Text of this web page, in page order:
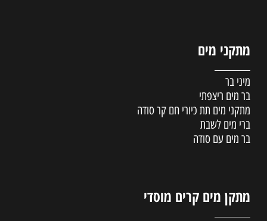
מתקני מים
מיני בר
בר מים ריצפתי
מתקני מים תת כיורי חם קר סודה
ברי מים לשבת
בר מים עם סודה
מתקן מים קרים מוסדי